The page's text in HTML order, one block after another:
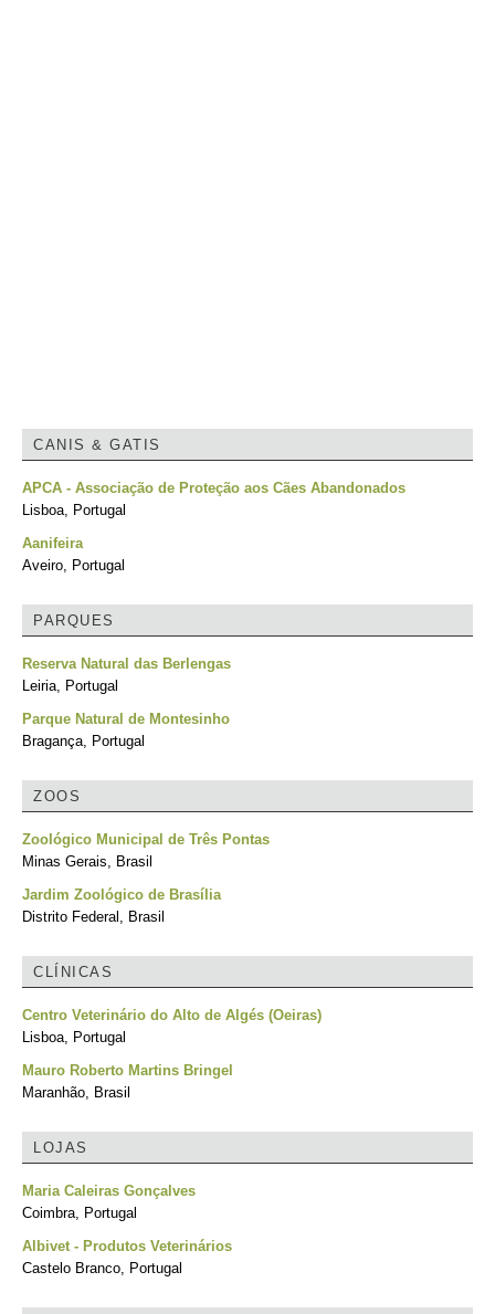
CANIS & GATIS
APCA - Associação de Proteção aos Cães Abandonados
Lisboa, Portugal
Aanifeira
Aveiro, Portugal
PARQUES
Reserva Natural das Berlengas
Leiria, Portugal
Parque Natural de Montesinho
Bragança, Portugal
ZOOS
Zoológico Municipal de Três Pontas
Minas Gerais, Brasil
Jardim Zoológico de Brasília
Distrito Federal, Brasil
CLÍNICAS
Centro Veterinário do Alto de Algés (Oeiras)
Lisboa, Portugal
Mauro Roberto Martins Bringel
Maranhão, Brasil
LOJAS
Maria Caleiras Gonçalves
Coimbra, Portugal
Albivet - Produtos Veterinários
Castelo Branco, Portugal